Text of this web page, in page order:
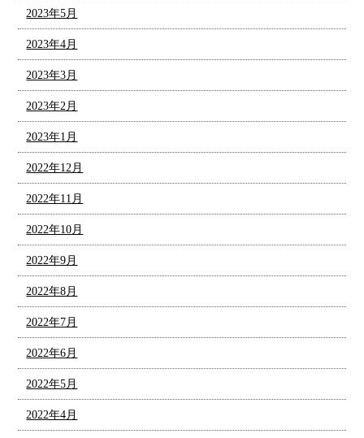
2023年5月
2023年4月
2023年3月
2023年2月
2023年1月
2022年12月
2022年11月
2022年10月
2022年9月
2022年8月
2022年7月
2022年6月
2022年5月
2022年4月